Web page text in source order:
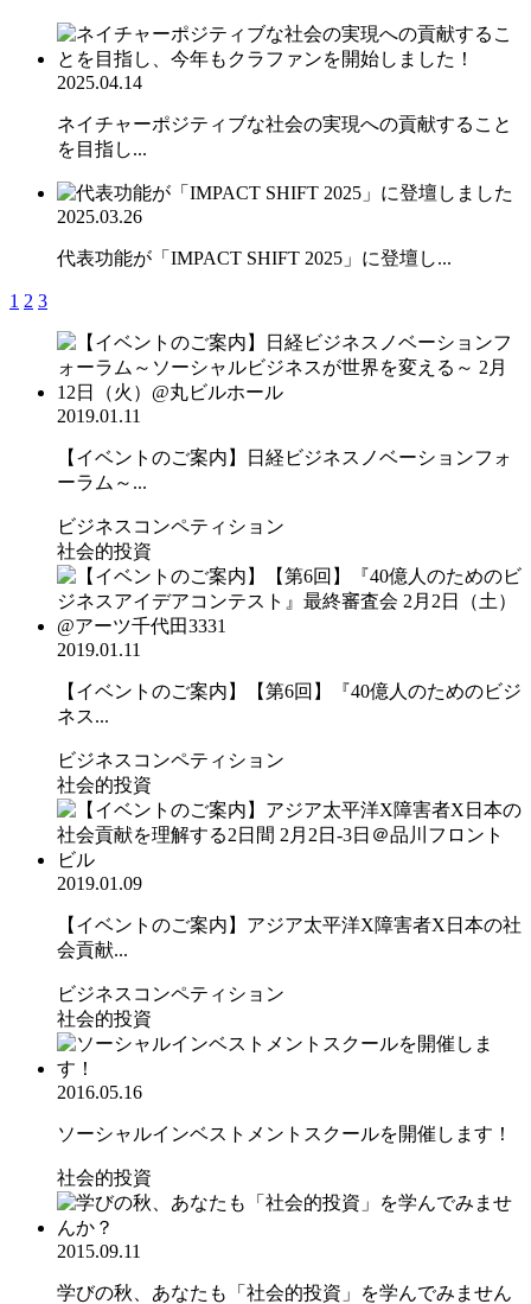
2025.04.14
ネイチャーポジティブな社会の実現への貢献すること
を目指し...
2025.03.26
代表功能が「IMPACT SHIFT 2025」に登壇し...
1 2 3
2019.01.11
【イベントのご案内】日経ビジネスノベーションフォ
ーラム～...
ビジネスコンペティション
社会的投資
2019.01.11
【イベントのご案内】【第6回】『40億人のためのビジ
ネス...
ビジネスコンペティション
社会的投資
2019.01.09
【イベントのご案内】アジア太平洋X障害者X日本の社
会貢献...
ビジネスコンペティション
社会的投資
2016.05.16
ソーシャルインベストメントスクールを開催します！
社会的投資
2015.09.11
学びの秋、あなたも「社会的投資」を学んでみません